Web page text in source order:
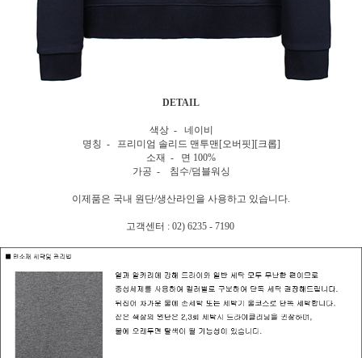
DETAIL
색상 - 네이비
명칭 - 프리미엄 솔리드 맨투맨[오버핏][크롭]
소재 - 면 100%
가공 - 침수/덤블워싱
이제품은 국내 원단/생산라인을 사용하고 있습니다.
고객센터 : 02) 6235 - 7190